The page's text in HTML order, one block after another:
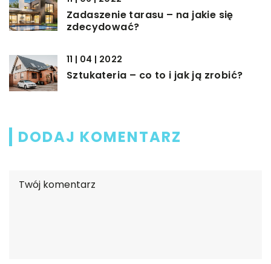
Zadaszenie tarasu – na jakie się
zdecydować?
11 | 04 | 2022
Sztukateria – co to i jak ją zrobić?
DODAJ KOMENTARZ